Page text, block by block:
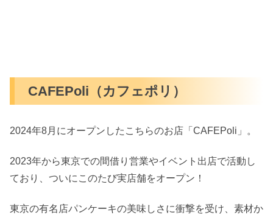
CAFEPoli（カフェポリ）
2024年8月にオープンしたこちらのお店「CAFEPoli」。
2023年から東京での間借り営業やイベント出店で活動し
ており、ついにこのたび実店舗をオープン！
東京の有名店パンケーキの美味しさに衝撃を受け、素材か